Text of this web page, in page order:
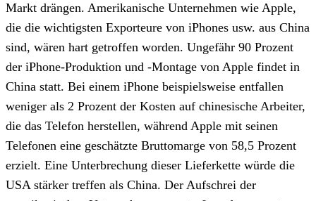
Markt drängen. Amerikanische Unternehmen wie Apple,
die die wichtigsten Exporteure von iPhones usw. aus China
sind, wären hart getroffen worden. Ungefähr 90 Prozent
der iPhone-Produktion und -Montage von Apple findet in
China statt. Bei einem iPhone beispielsweise entfallen
weniger als 2 Prozent der Kosten auf chinesische Arbeiter,
die das Telefon herstellen, während Apple mit seinen
Telefonen eine geschätzte Bruttomarge von 58,5 Prozent
erzielt. Eine Unterbrechung dieser Lieferkette würde die
USA stärker treffen als China. Der Aufschrei der